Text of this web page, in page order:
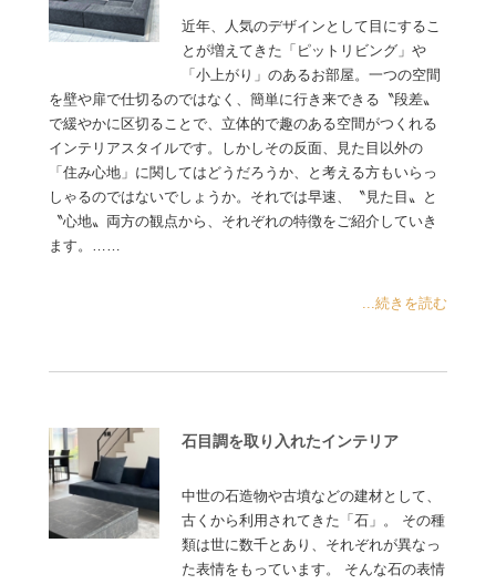
近年、人気のデザインとして目にするこ
とが増えてきた「ピットリビング」や
「小上がり」のあるお部屋。一つの空間
を壁や扉で仕切るのではなく、簡単に行き来できる〝段差〟
で緩やかに区切ることで、立体的で趣のある空間がつくれる
インテリアスタイルです。しかしその反面、見た目以外の
「住み心地」に関してはどうだろうか、と考える方もいらっ
しゃるのではないでしょうか。それでは早速、〝見た目〟と
〝心地〟両方の観点から、それぞれの特徴をご紹介していき
ます。……
...続きを読む
石目調を取り入れたインテリア
中世の石造物や古墳などの建材として、
古くから利用されてきた「石」。 その種
類は世に数千とあり、それぞれが異なっ
た表情をもっています。 そんな石の表情